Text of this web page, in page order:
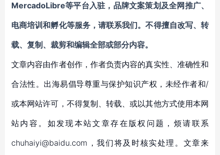
MercadoLibre等平台入驻，品牌文案策划及全网推广、
电商培训和孵化等服务，请联系我们。不得擅自改写、转
载、复制、裁剪和编辑全部或部分内容。
文章内容由作者创作，作者负责内容的真实性、准确性和
合法性。出海易倡导尊重与保护知识产权，未经作者和/
或本网站许可，不得复制、转载、或以其他方式使用本网
站内容。如发现本站文章存在版权问题，烦请联系
chuhaiyi@baidu.com，我们将及时核实处理。文章来